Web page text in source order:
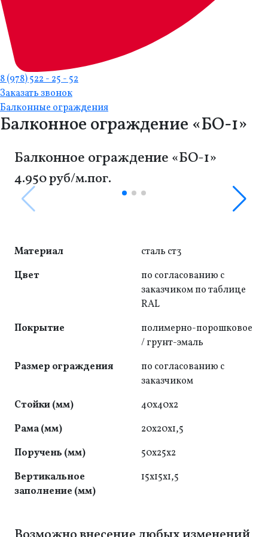
8 (978) 522 - 25 - 52
Заказать звонок
Балконные ограждения
Балконное ограждение «БО-1»
Балконное ограждение «БО-1»
4.950 руб/м.пог.
Материал
сталь ст3
Цвет
по согласованию с
заказчиком по таблице
RAL
Покрытие
полимерно-порошковое
/ грунт-эмаль
Размер ограждения
по согласованию с
заказчиком
Стойки (мм)
40x40x2
Рама (мм)
20x20x1,5
Поручень (мм)
50x25x2
Вертикальное
заполнение (мм)
15x15x1,5